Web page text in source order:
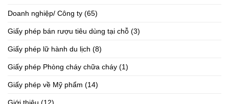
Doanh nghiệp/ Công ty (65)
Giấy phép bán rượu tiêu dùng tại chỗ (3)
Giấy phép lữ hành du lịch (8)
Giấy phép Phòng cháy chữa cháy (1)
Giấy phép về Mỹ phẩm (14)